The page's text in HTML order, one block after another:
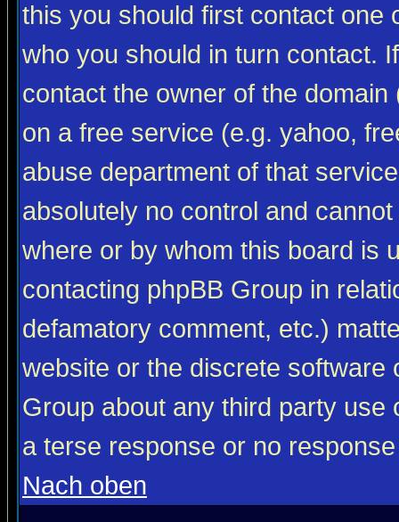
this you should first contact one
who you should in turn contact.
contact the owner of the
on a free service (e.g. yahoo,
abuse department of that
absolutely no control and
where or by whom this board is
contacting phpBB Group in
defamatory comment, etc.)
website or the discrete software
Group about any third party
a terse response or no
Nach oben